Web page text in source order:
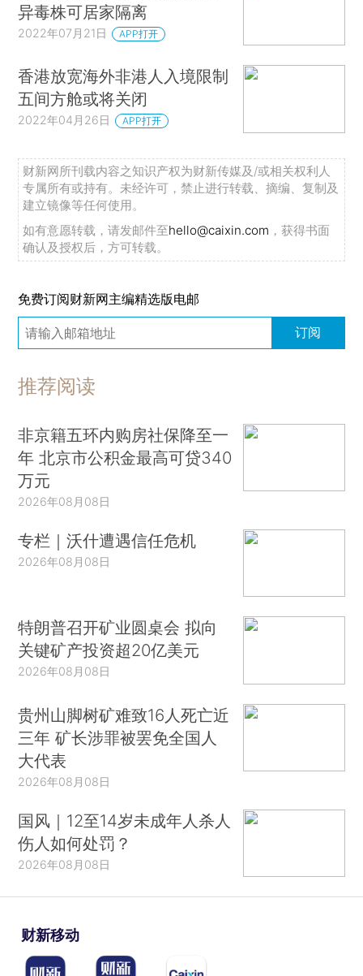
异毒株可居家隔离
2022年07月21日 APP打开
香港放宽海外非港人入境限制
五间方舱或将关闭
2022年04月26日 APP打开
财新网所刊载内容之知识产权为财新传媒及/或相关权利人
专属所有或持有。未经许可，禁止进行转载、摘编、复制及
建立镜像等任何使用。
如有意愿转载，请发邮件至hello@caixin.com ，获得书面
确认及授权后，方可转载。
免费订阅财新网主编精选版电邮
订阅
推荐阅读
非京籍五环内购房社保降至一
年 北京市公积金最高可贷340
万元
2026年08月08日
专栏｜沃什遭遇信任危机
2026年08月08日
特朗普召开矿业圆桌会 拟向
关键矿产投资超20亿美元
2026年08月08日
贵州山脚树矿难致16人死亡近
三年 矿长涉罪被罢免全国人
大代表
2026年08月08日
国风｜12至14岁未成年人杀人
伤人如何处罚？
2026年08月08日
财新移动